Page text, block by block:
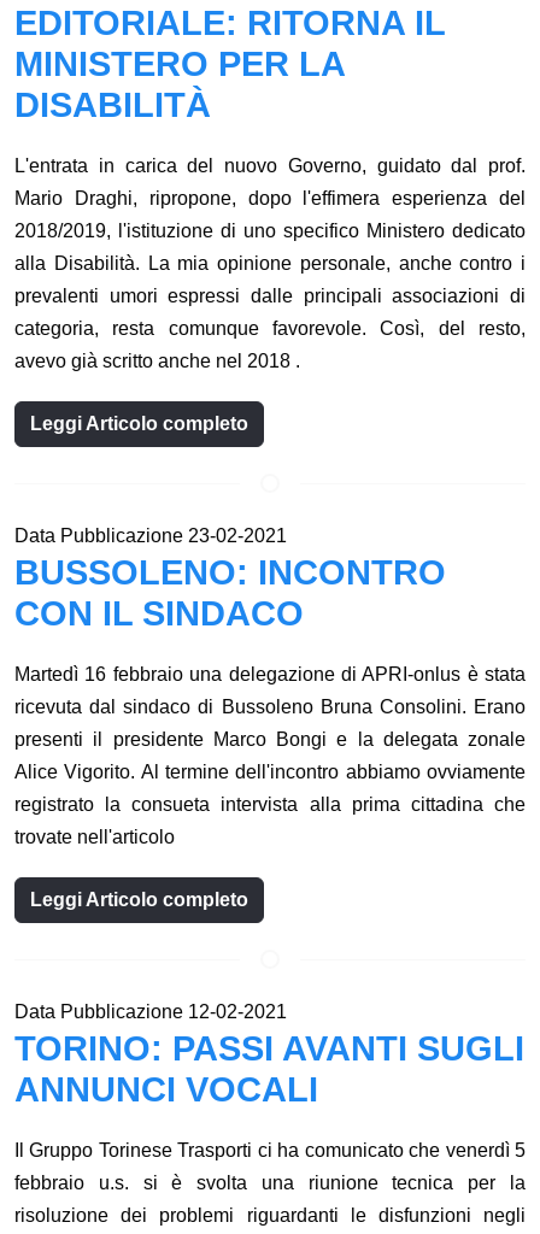
EDITORIALE: RITORNA IL
MINISTERO PER LA
DISABILITÀ
L'entrata in carica del nuovo Governo, guidato dal prof.
Mario Draghi, ripropone, dopo l'effimera esperienza del
2018/2019, l'istituzione di uno specifico Ministero dedicato
alla Disabilità. La mia opinione personale, anche contro i
prevalenti umori espressi dalle principali associazioni di
categoria, resta comunque favorevole. Così, del resto,
avevo già scritto anche nel 2018 .
Leggi Articolo completo
Data Pubblicazione 23-02-2021
BUSSOLENO: INCONTRO
CON IL SINDACO
Martedì 16 febbraio una delegazione di APRI-onlus è stata
ricevuta dal sindaco di Bussoleno Bruna Consolini. Erano
presenti il presidente Marco Bongi e la delegata zonale
Alice Vigorito. Al termine dell'incontro abbiamo ovviamente
registrato la consueta intervista alla prima cittadina che
trovate nell'articolo
Leggi Articolo completo
Data Pubblicazione 12-02-2021
TORINO: PASSI AVANTI SUGLI
ANNUNCI VOCALI
Il Gruppo Torinese Trasporti ci ha comunicato che venerdì 5
febbraio u.s. si è svolta una riunione tecnica per la
risoluzione dei problemi riguardanti le disfunzioni negli